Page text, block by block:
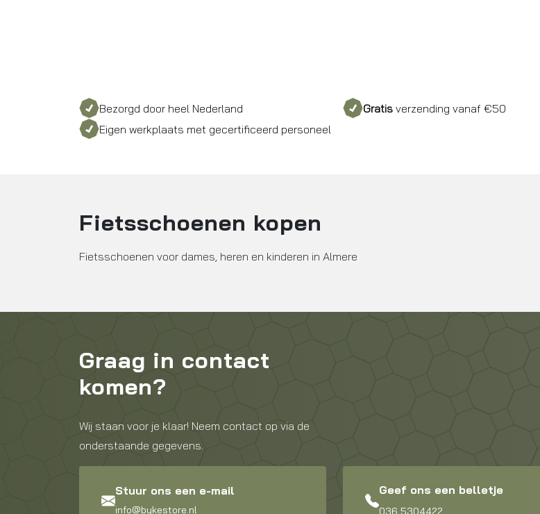
Bezorgd door heel Nederland Gratis verzending vanaf €50
Eigen werkplaats met gecertificeerd personeel
Fietsschoenen kopen
Fietsschoenen voor dames, heren en kinderen in Almere
Graag in contact
komen?
Wij staan voor je klaar! Neem contact op via de
onderstaande gegevens.
Stuur ons een e-mail
info@bykestore.nl
Geef ons een belletje
036 5304422